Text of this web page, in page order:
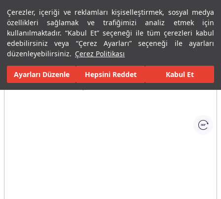
Çerezler, içeriği ve reklamları kişiselleştirmek, sosyal medya
özellikleri sağlamak ve trafiğimizi analiz etmek için
kullanılmaktadır. “Kabul Et” seçeneği ile tüm çerezleri kabul
edebilirsiniz veya “Çerez Ayarları” seçeneği ile ayarları
düzenleyebilirsiniz. Çerez Politikası
Ayarları Düzenle Hepsini Reddet Kabul Et
Menü Menü
Ana Sayfa Banyolar Duş Sistemleri Sürgülü Duş Takımları
Tüm Görseller(1)